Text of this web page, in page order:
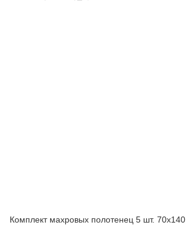
Комплект махровых полотенец 5 шт. 70x140